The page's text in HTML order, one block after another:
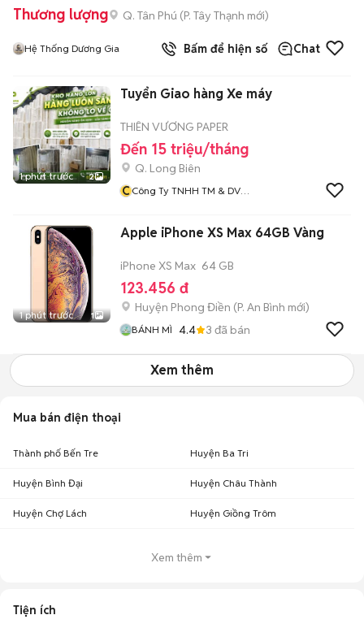
Thương lượng Q. Tân Phú (P. Tây Thạnh mới)
Hệ Thống Dương Gia Bấm để hiện số Chat
1 phút trước 2
Tuyển Giao hàng Xe máy
THIÊN VƯƠNG PAPER
Đến 15 triệu/tháng
Q. Long Biên
CCông Ty TNHH TM & DV
1 phút trước 1
Apple iPhone XS Max 64GB Vàng
iPhone XS Max 64 GB
123.456 đ
Huyện Phong Điền (P. An Bình mới)
BÁNH MÌ 4.4 3 đã bán
Xem thêm
Mua bán điện thoại
Thành phố Bến Tre Huyện Ba Tri
Huyện Bình Đại Huyện Châu Thành
Huyện Chợ Lách Huyện Giồng Trôm
Xem thêm
Tiện ích